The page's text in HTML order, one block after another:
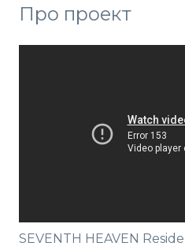
Про проект
SEVENTH HEAVEN